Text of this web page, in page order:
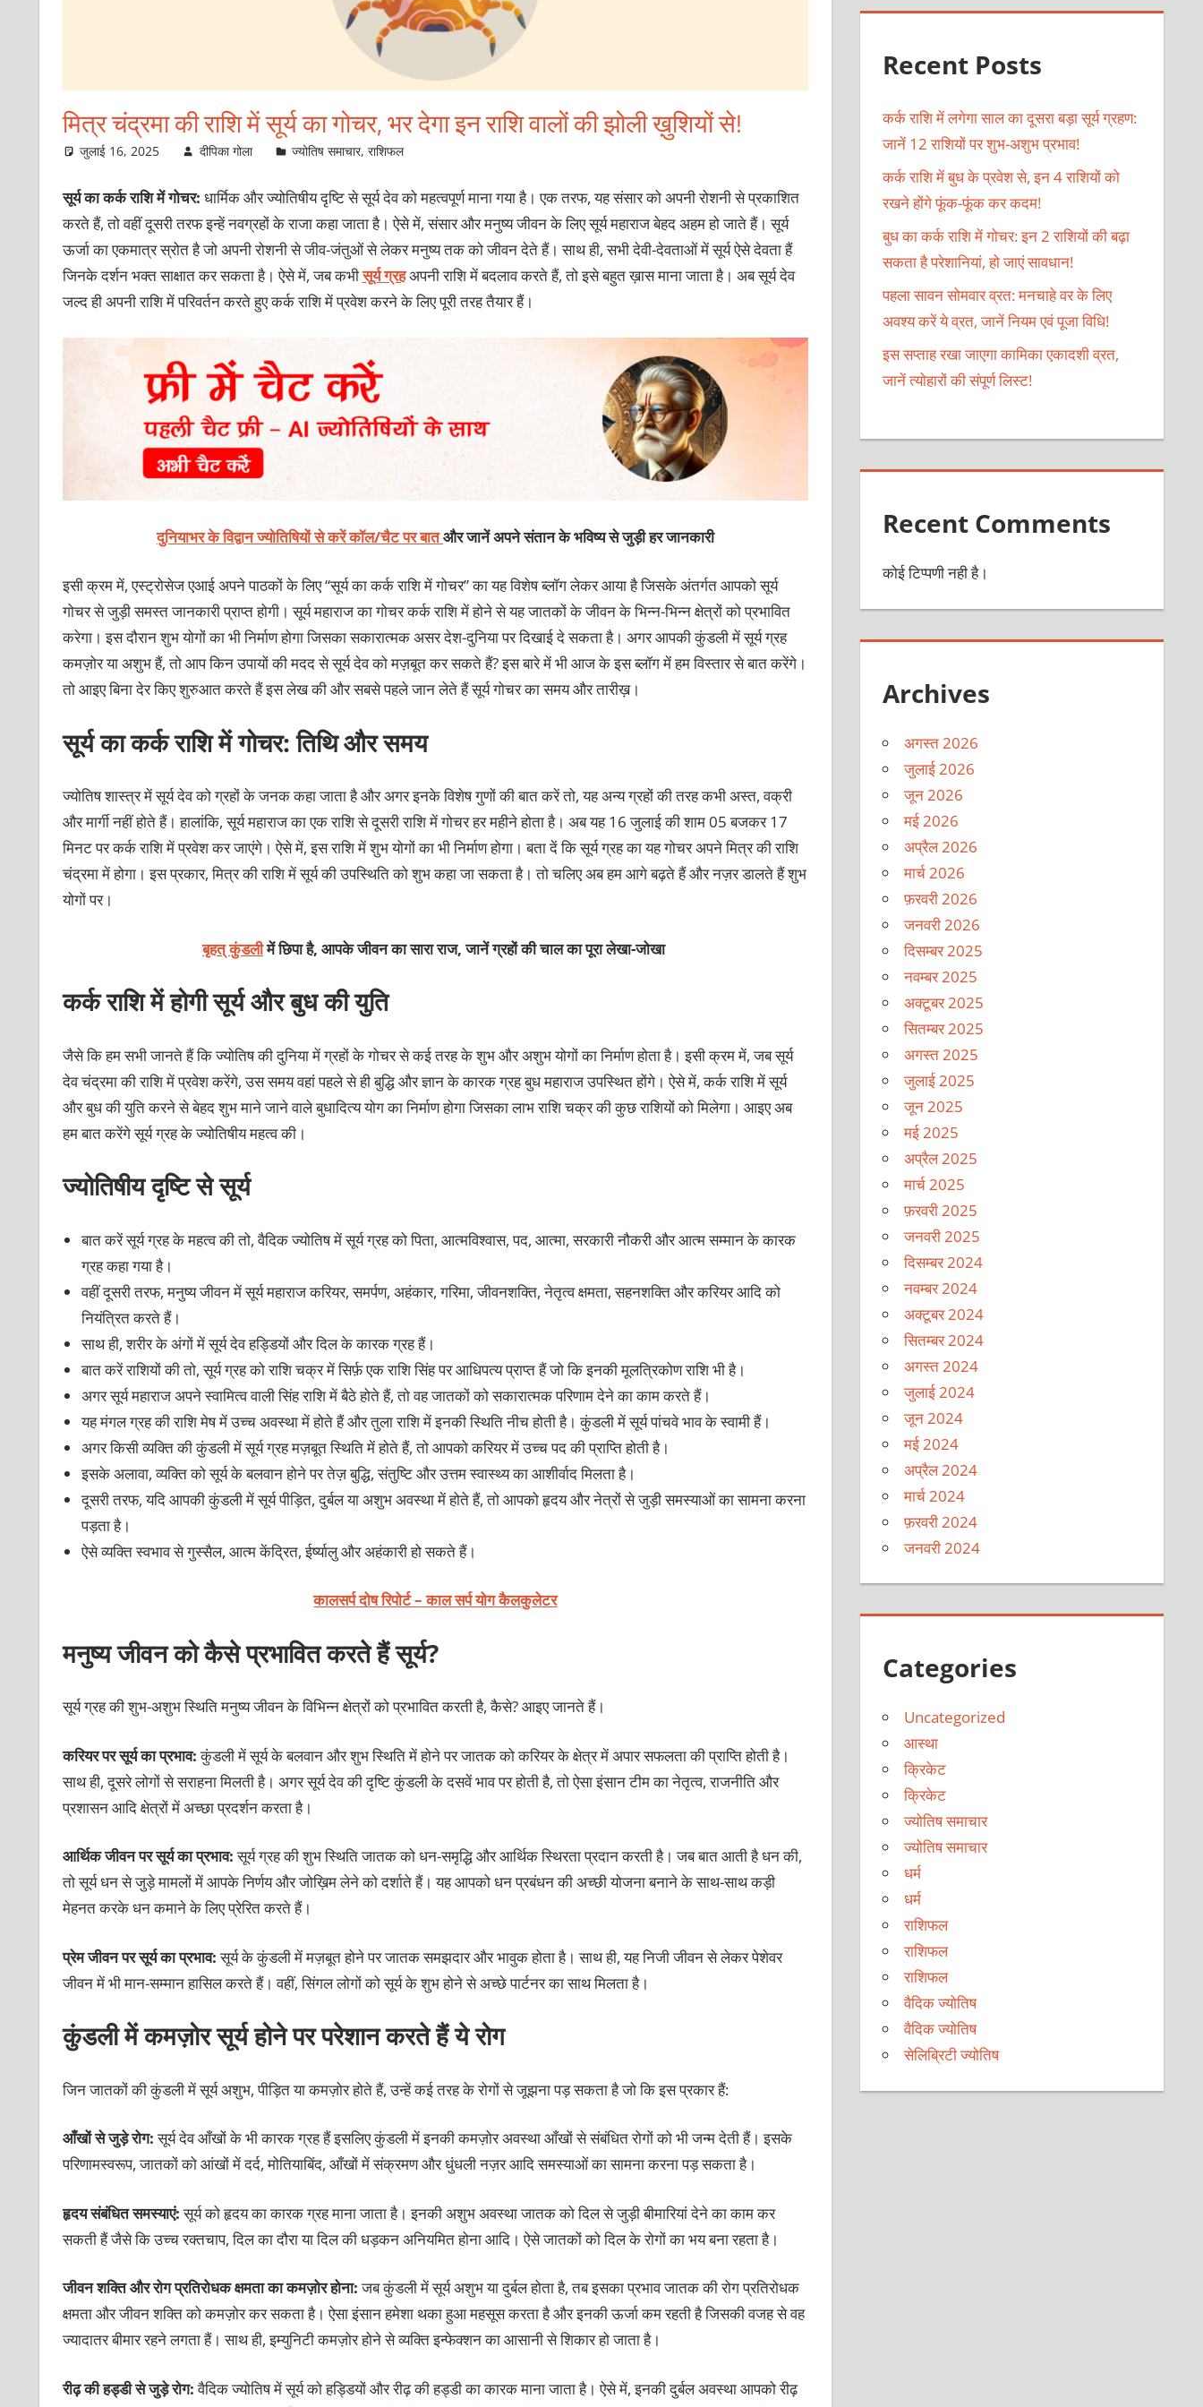
मित्र चंद्रमा की राशि में सूर्य का गोचर, भर देगा इन राशि वालों की झोली ख़ुशियों से!
जुलाई 16, 2025 दीपिका गोला ज्योतिष समाचार,राशिफल
सूर्य का कर्क राशि में गोचर: धार्मिक और ज्योतिषीय दृष्टि से सूर्य देव को महत्वपूर्ण माना गया है। एक तरफ, यह संसार को अपनी रोशनी से प्रकाशित
करते हैं, तो वहीं दूसरी तरफ इन्हें नवग्रहों के राजा कहा जाता है। ऐसे में, संसार और मनुष्य जीवन के लिए सूर्य महाराज बेहद अहम हो जाते हैं। सूर्य
ऊर्जा का एकमात्र स्रोत है जो अपनी रोशनी से जीव-जंतुओं से लेकर मनुष्य तक को जीवन देते हैं। साथ ही, सभी देवी-देवताओं में सूर्य ऐसे देवता हैं
जिनके दर्शन भक्त साक्षात कर सकता है। ऐसे में, जब कभीसूर्य ग्रहअपनी राशि में बदलाव करते हैं, तो इसे बहुत ख़ास माना जाता है। अब सूर्य देव
जल्द ही अपनी राशि में परिवर्तन करते हुए कर्क राशि में प्रवेश करने के लिए पूरी तरह तैयार हैं।
दुनियाभर के विद्वान ज्योतिषियों से करें कॉल/चैट पर बातऔर जानें अपने संतान के भविष्य से जुड़ी हर जानकारी
इसी क्रम में, एस्ट्रोसेज एआई अपने पाठकों के लिए “सूर्य का कर्क राशि में गोचर” का यह विशेष ब्लॉग लेकर आया है जिसके अंतर्गत आपको सूर्य
गोचर से जुड़ी समस्त जानकारी प्राप्त होगी। सूर्य महाराज का गोचर कर्क राशि में होने से यह जातकों के जीवन के भिन्न-भिन्न क्षेत्रों को प्रभावित
करेगा। इस दौरान शुभ योगों का भी निर्माण होगा जिसका सकारात्मक असर देश-दुनिया पर दिखाई दे सकता है। अगर आपकी कुंडली में सूर्य ग्रह
कमज़ोर या अशुभ हैं, तो आप किन उपायों की मदद से सूर्य देव को मज़बूत कर सकते हैं? इस बारे में भी आज के इस ब्लॉग में हम विस्तार से बात करेंगे।
तो आइए बिना देर किए शुरुआत करते हैं इस लेख की और सबसे पहले जान लेते हैं सूर्य गोचर का समय और तारीख़।
सूर्य का कर्क राशि में गोचर: तिथि और समय
ज्योतिष शास्त्र में सूर्य देव को ग्रहों के जनक कहा जाता है और अगर इनके विशेष गुणों की बात करें तो, यह अन्य ग्रहों की तरह कभी अस्त, वक्री
और मार्गी नहीं होते हैं। हालांकि, सूर्य महाराज का एक राशि से दूसरी राशि में गोचर हर महीने होता है। अब यह 16 जुलाई की शाम 05 बजकर 17
मिनट पर कर्क राशि में प्रवेश कर जाएंगे। ऐसे में, इस राशि में शुभ योगों का भी निर्माण होगा। बता दें कि सूर्य ग्रह का यह गोचर अपने मित्र की राशि
चंद्रमा में होगा। इस प्रकार, मित्र की राशि में सूर्य की उपस्थिति को शुभ कहा जा सकता है। तो चलिए अब हम आगे बढ़ते हैं और नज़र डालते हैं शुभ
योगों पर।
बृहत् कुंडलीमें छिपा है, आपके जीवन का सारा राज, जानें ग्रहों की चाल का पूरा लेखा-जोखा
कर्क राशि में होगी सूर्य और बुध की युति
जैसे कि हम सभी जानते हैं कि ज्योतिष की दुनिया में ग्रहों के गोचर से कई तरह के शुभ और अशुभ योगों का निर्माण होता है। इसी क्रम में, जब सूर्य
देव चंद्रमा की राशि में प्रवेश करेंगे, उस समय वहां पहले से ही बुद्धि और ज्ञान के कारक ग्रह बुध महाराज उपस्थित होंगे। ऐसे में, कर्क राशि में सूर्य
और बुध की युति करने से बेहद शुभ माने जाने वाले बुधादित्य योग का निर्माण होगा जिसका लाभ राशि चक्र की कुछ राशियों को मिलेगा। आइए अब
हम बात करेंगे सूर्य ग्रह के ज्योतिषीय महत्व की।
ज्योतिषीय दृष्टि से सूर्य
बात करें सूर्य ग्रह के महत्व की तो, वैदिक ज्योतिष में सूर्य ग्रह को पिता, आत्मविश्वास, पद, आत्मा, सरकारी नौकरी और आत्म सम्मान के कारक
ग्रह कहा गया है।
वहीं दूसरी तरफ, मनुष्य जीवन में सूर्य महाराज करियर, समर्पण, अहंकार, गरिमा, जीवनशक्ति, नेतृत्व क्षमता, सहनशक्ति और करियर आदि को
नियंत्रित करते हैं।
साथ ही, शरीर के अंगों में सूर्य देव हड्डियों और दिल के कारक ग्रह हैं।
बात करें राशियों की तो, सूर्य ग्रह को राशि चक्र में सिर्फ़ एक राशि सिंह पर आधिपत्य प्राप्त हैं जो कि इनकी मूलत्रिकोण राशि भी है।
अगर सूर्य महाराज अपने स्वामित्व वाली सिंह राशि में बैठे होते हैं, तो वह जातकों को सकारात्मक परिणाम देने का काम करते हैं।
यह मंगल ग्रह की राशि मेष में उच्च अवस्था में होते हैं और तुला राशि में इनकी स्थिति नीच होती है। कुंडली में सूर्य पांचवे भाव के स्वामी हैं।
अगर किसी व्यक्ति की कुंडली में सूर्य ग्रह मज़बूत स्थिति में होते हैं, तो आपको करियर में उच्च पद की प्राप्ति होती है।
इसके अलावा, व्यक्ति को सूर्य के बलवान होने पर तेज़ बुद्धि, संतुष्टि और उत्तम स्वास्थ्य का आशीर्वाद मिलता है।
दूसरी तरफ, यदि आपकी कुंडली में सूर्य पीड़ित, दुर्बल या अशुभ अवस्था में होते हैं, तो आपको हृदय और नेत्रों से जुड़ी समस्याओं का सामना करना
पड़ता है।
ऐसे व्यक्ति स्वभाव से गुस्सैल, आत्म केंद्रित, ईर्ष्यालु और अहंकारी हो सकते हैं।
कालसर्प दोष रिपोर्ट – काल सर्प योग कैलकुलेटर
मनुष्य जीवन को कैसे प्रभावित करते हैं सूर्य?
सूर्य ग्रह की शुभ-अशुभ स्थिति मनुष्य जीवन के विभिन्न क्षेत्रों को प्रभावित करती है, कैसे? आइए जानते हैं।
करियर पर सूर्य का प्रभाव:कुंडली में सूर्य के बलवान और शुभ स्थिति में होने पर जातक को करियर के क्षेत्र में अपार सफलता की प्राप्ति होती है।
साथ ही, दूसरे लोगों से सराहना मिलती है। अगर सूर्य देव की दृष्टि कुंडली के दसवें भाव पर होती है, तो ऐसा इंसान टीम का नेतृत्व, राजनीति और
प्रशासन आदि क्षेत्रों में अच्छा प्रदर्शन करता है।
आर्थिक जीवन पर सूर्य का प्रभाव:सूर्य ग्रह की शुभ स्थिति जातक को धन-समृद्धि और आर्थिक स्थिरता प्रदान करती है। जब बात आती है धन की,
तो सूर्य धन से जुड़े मामलों में आपके निर्णय और जोख़िम लेने को दर्शाते हैं। यह आपको धन प्रबंधन की अच्छी योजना बनाने के साथ-साथ कड़ी
मेहनत करके धन कमाने के लिए प्रेरित करते हैं।
प्रेम जीवन पर सूर्य का प्रभाव:सूर्य के कुंडली में मज़बूत होने पर जातक समझदार और भावुक होता है। साथ ही, यह निजी जीवन से लेकर पेशेवर
जीवन में भी मान-सम्मान हासिल करते हैं। वहीं, सिंगल लोगों को सूर्य के शुभ होने से अच्छे पार्टनर का साथ मिलता है।
कुंडली में कमज़ोर सूर्य होने पर परेशान करते हैं ये रोग
जिन जातकों की कुंडली में सूर्य अशुभ, पीड़ित या कमज़ोर होते हैं, उन्हें कई तरह के रोगों से जूझना पड़ सकता है जो कि इस प्रकार हैं:
आँखों से जुड़े रोग:सूर्य देव आँखों के भी कारक ग्रह हैं इसलिए कुंडली में इनकी कमज़ोर अवस्था आँखों से संबंधित रोगों को भी जन्म देती हैं। इसके
परिणामस्वरूप, जातकों को आंखों में दर्द, मोतियाबिंद, आँखों में संक्रमण और धुंधली नज़र आदि समस्याओं का सामना करना पड़ सकता है।
हृदय संबंधित समस्याएं:सूर्य को हृदय का कारक ग्रह माना जाता है। इनकी अशुभ अवस्था जातक को दिल से जुड़ी बीमारियां देने का काम कर
सकती हैं जैसे कि उच्च रक्तचाप, दिल का दौरा या दिल की धड़कन अनियमित होना आदि। ऐसे जातकों को दिल के रोगों का भय बना रहता है।
जीवन शक्ति और रोग प्रतिरोधक क्षमता का कमज़ोर होना:जब कुंडली में सूर्य अशुभ या दुर्बल होता है, तब इसका प्रभाव जातक की रोग प्रतिरोधक
क्षमता और जीवन शक्ति को कमज़ोर कर सकता है। ऐसा इंसान हमेशा थका हुआ महसूस करता है और इनकी ऊर्जा कम रहती है जिसकी वजह से वह
ज्यादातर बीमार रहने लगता हैं। साथ ही, इम्युनिटी कमज़ोर होने से व्यक्ति इन्फेक्शन का आसानी से शिकार हो जाता है।
रीढ़ की हड्डी से जुड़े रोग:वैदिक ज्योतिष में सूर्य को हड्डियों और रीढ़ की हड्डी का कारक माना जाता है। ऐसे में, इनकी दुर्बल अवस्था आपको रीढ़
Recent Posts
कर्क राशि में लगेगा साल का दूसरा बड़ा सूर्य ग्रहण:
जानें 12 राशियों पर शुभ-अशुभ प्रभाव!
कर्क राशि में बुध के प्रवेश से, इन 4 राशियों को
रखने होंगे फूंक-फूंक कर कदम!
बुध का कर्क राशि में गोचर: इन 2 राशियों की बढ़ा
सकता है परेशानियां, हो जाएं सावधान!
पहला सावन सोमवार व्रत: मनचाहे वर के लिए
अवश्य करें ये व्रत, जानें नियम एवं पूजा विधि!
इस सप्ताह रखा जाएगा कामिका एकादशी व्रत,
जानें त्योहारों की संपूर्ण लिस्ट!
Recent Comments
कोई टिप्पणी नही है।
Archives
अगस्त 2026
जुलाई 2026
जून 2026
मई 2026
अप्रैल 2026
मार्च 2026
फ़रवरी 2026
जनवरी 2026
दिसम्बर 2025
नवम्बर 2025
अक्टूबर 2025
सितम्बर 2025
अगस्त 2025
जुलाई 2025
जून 2025
मई 2025
अप्रैल 2025
मार्च 2025
फ़रवरी 2025
जनवरी 2025
दिसम्बर 2024
नवम्बर 2024
अक्टूबर 2024
सितम्बर 2024
अगस्त 2024
जुलाई 2024
जून 2024
मई 2024
अप्रैल 2024
मार्च 2024
फ़रवरी 2024
जनवरी 2024
Categories
Uncategorized
आस्था
क्रिकेट
क्रिकेट
ज्योतिष समाचार
ज्योतिष समाचार
धर्म
धर्म
राशिफल
राशिफल
राशिफल
वैदिक ज्योतिष
वैदिक ज्योतिष
सेलिब्रिटी ज्योतिष